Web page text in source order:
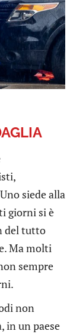
siede alla
giorni si è
del tutto
Ma molti
sempre
non
in un paese